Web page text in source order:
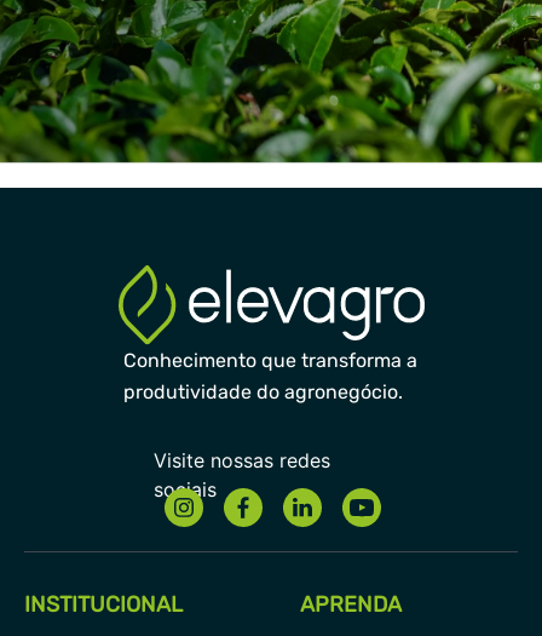
Conhecimento que transforma a
produtividade do agronegócio.
INSTITUCIONAL APRENDA